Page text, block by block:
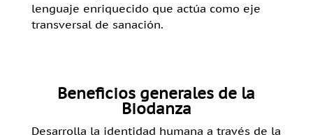
lenguaje enriquecido que actúa como eje
transversal de sanación.
Beneficios generales de la
Biodanza
Desarrolla la identidad humana a través de la